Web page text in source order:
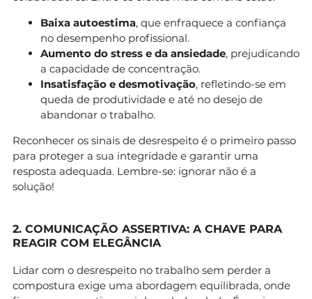
Baixa autoestima, que enfraquece a confiança
no desempenho profissional.
Aumento do stress e da ansiedade, prejudicando
a capacidade de concentração.
Insatisfação e desmotivação, refletindo-se em
queda de produtividade e até no desejo de
abandonar o trabalho.
Reconhecer os sinais de desrespeito é o primeiro passo
para proteger a sua integridade e garantir uma
resposta adequada. Lembre-se: ignorar não é a
solução!
2. COMUNICAÇÃO ASSERTIVA: A CHAVE PARA
REAGIR COM ELEGÂNCIA
Lidar com o desrespeito no trabalho sem perder a
compostura exige uma abordagem equilibrada, onde